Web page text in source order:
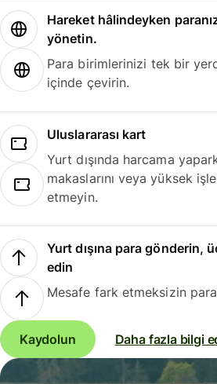
Hareket hâlindeyken
yönetin.
Para birimlerinizi tek bir
içinde çevirin.
Uluslararası kart
Yurt dışında harcama
makaslarını veya yüksek
etmeyin.
Yurt dışına para gönderin,
edin
Mesafe fark etmeksizin
Kaydolun Daha fazla bilgi